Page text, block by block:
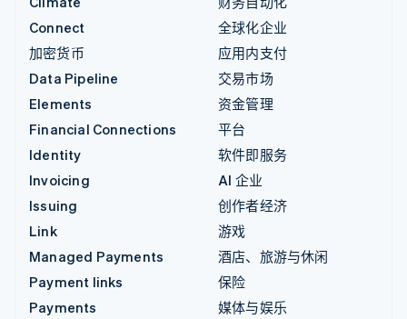
Connect
加密货币
Data Pipeline
Elements
Financial Connections
Identity
Invoicing
Issuing
Link
Managed Payments
Payment links
Payments
全球化企业
应用内支付
交易市场
资金管理
平台
软件即服务
AI 企业
创作者经济
游戏
酒店、旅游与休闲
保险
媒体与娱乐